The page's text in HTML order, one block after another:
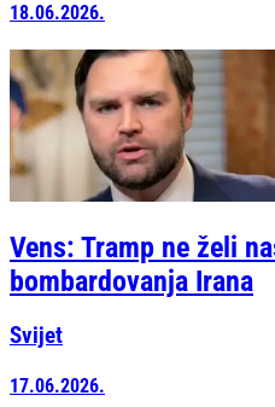
18.06.2026.
Vens: Tramp ne želi
bombardovanja Irana
Svijet
17.06.2026.